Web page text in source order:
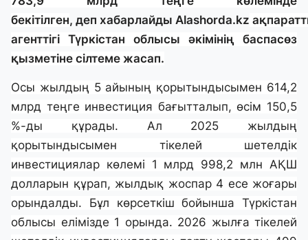
бекітілген, деп хабарлайды Alashorda.kz
агенттігі Түркістан облысы әкімінің баспасөз
қызметіне сілтеме жасап.
Осы жылдың 5 айының қорытындысымен 614,2
млрд теңге инвестиция бағытталып, өсім 150,5
%-ды құрады. Ал 2025 жылдың
қорытындысымен тікелей шетелдік
инвестициялар көлемі 1 млрд 998,2 млн АҚШ
долларын құрап, жылдық жоспар 4 есе жоғары
орындалды. Бұл көрсеткіш бойынша Түркістан
облысы елімізде 1 орында. 2026 жылға тікелей